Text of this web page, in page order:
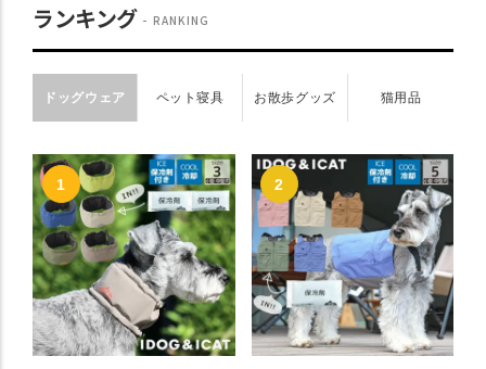
ランキング RANKING
ドッグウェア ペット寝具 お散歩グッズ 猫用品